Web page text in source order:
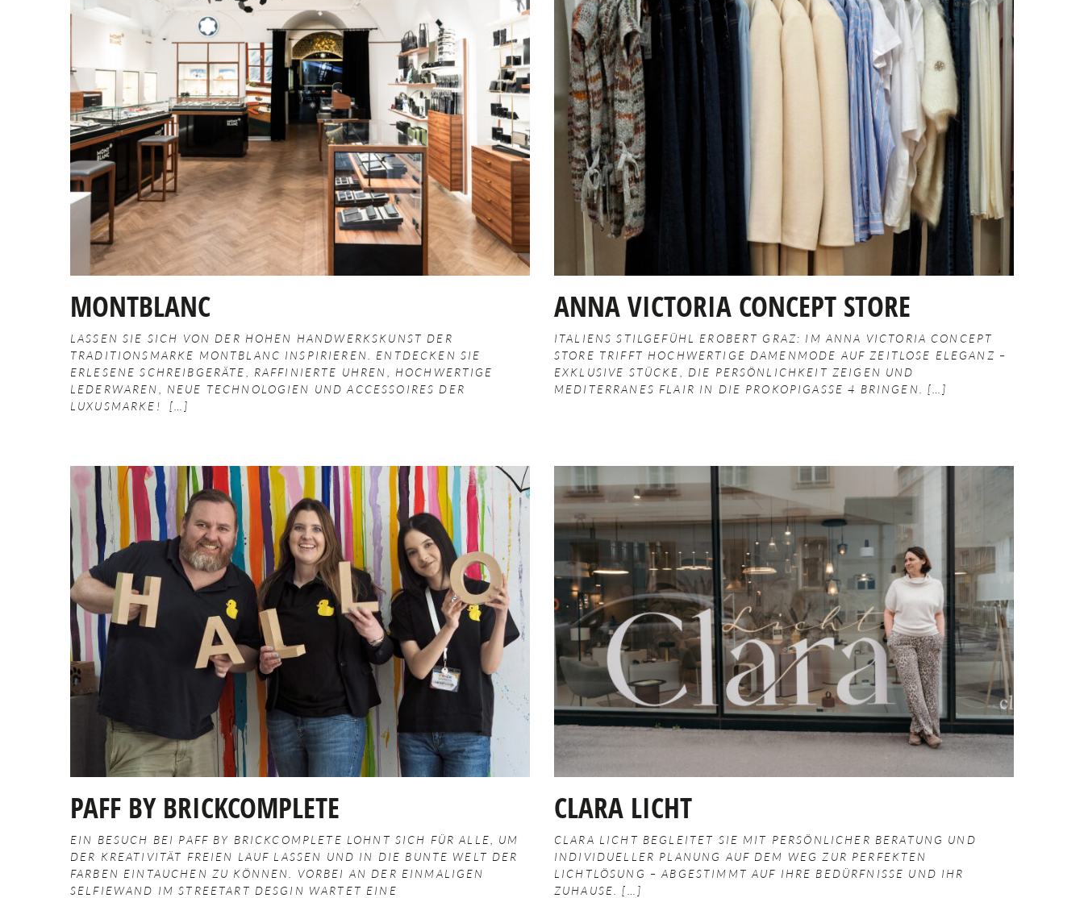
MONTBLANC
LASSEN SIE SICH VON DER HOHEN HANDWERKSKUNST DER
TRADITIONSMARKE MONTBLANC INSPIRIEREN. ENTDECKEN SIE
ERLESENE SCHREIBGERÄTE, RAFFINIERTE UHREN, HOCHWERTIGE
LEDERWAREN, NEUE TECHNOLOGIEN UND ACCESSOIRES DER
LUXUSMARKE!
ANNA VICTORIA CONCEPT STORE
ITALIENS STILGEFÜHL EROBERT GRAZ: IM ANNA VICTORIA CONCEPT
STORE TRIFFT HOCHWERTIGE DAMENMODE AUF ZEITLOSE ELEGANZ –
EXKLUSIVE STÜCKE, DIE PERSÖNLICHKEIT ZEIGEN UND
MEDITERRANES FLAIR IN DIE PROKOPIGASSE 4 BRINGEN.
PAFF BY BRICKCOMPLETE
EIN BESUCH BEI PAFF BY BRICKCOMPLETE LOHNT SICH FÜR ALLE, UM
DER KREATIVITÄT FREIEN LAUF LASSEN UND IN DIE BUNTE WELT DER
FARBEN EINTAUCHEN ZU KÖNNEN. VORBEI AN DER EINMALIGEN
SELFIEWAND IM STREETART DESGIN WARTET EINE
CLARA LICHT
CLARA LICHT BEGLEITET SIE MIT PERSÖNLICHER BERATUNG UND
INDIVIDUELLER PLANUNG AUF DEM WEG ZUR PERFEKTEN
LICHTLÖSUNG – ABGESTIMMT AUF IHRE BEDÜRFNISSE UND IHR
ZUHAUSE.